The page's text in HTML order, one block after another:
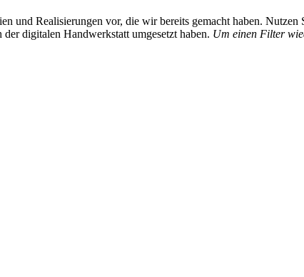
und Realisierungen vor, die wir bereits gemacht haben.
digitalen Handwerkstatt umgesetzt haben. Um einen Filter